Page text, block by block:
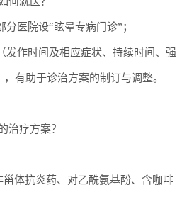
分医院设“眩晕专病门诊”；
（发作时间 及相应症状、持续时间、强
， 有助于诊治方案的制订与调整。
治疗方案？
甾体抗炎药、对乙酰氨基酚、含咖啡